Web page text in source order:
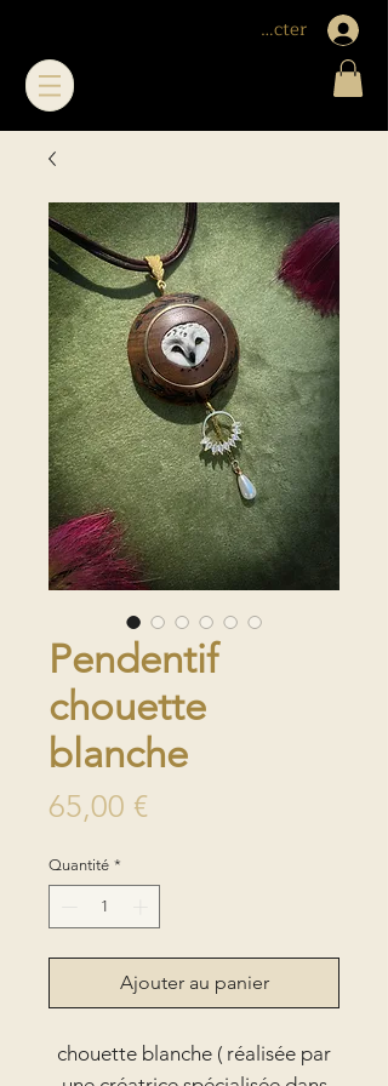
Me connecter
Pendentif
chouette
blanche
65,00 €Prix
Quantité *
Ajouter au panier
chouette blanche ( réalisée par